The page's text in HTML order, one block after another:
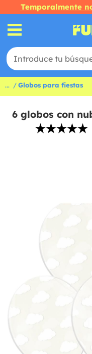
Temporalmente
... Globos para fiestas
6 globos con